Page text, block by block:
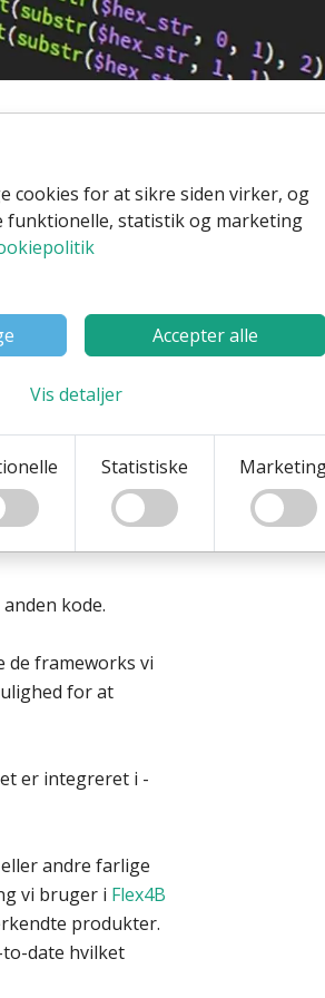
cookies for at sikre siden virker, og
funktionelle, statistik og marketing
Accepter alle
Vis detaljer
Statistiske
og er en
pakker.
noget til, men
kode.
de frameworks vi
for at
er integreret i -
andre farlige
vi bruger i Flex4B
produkter.
date hvilket